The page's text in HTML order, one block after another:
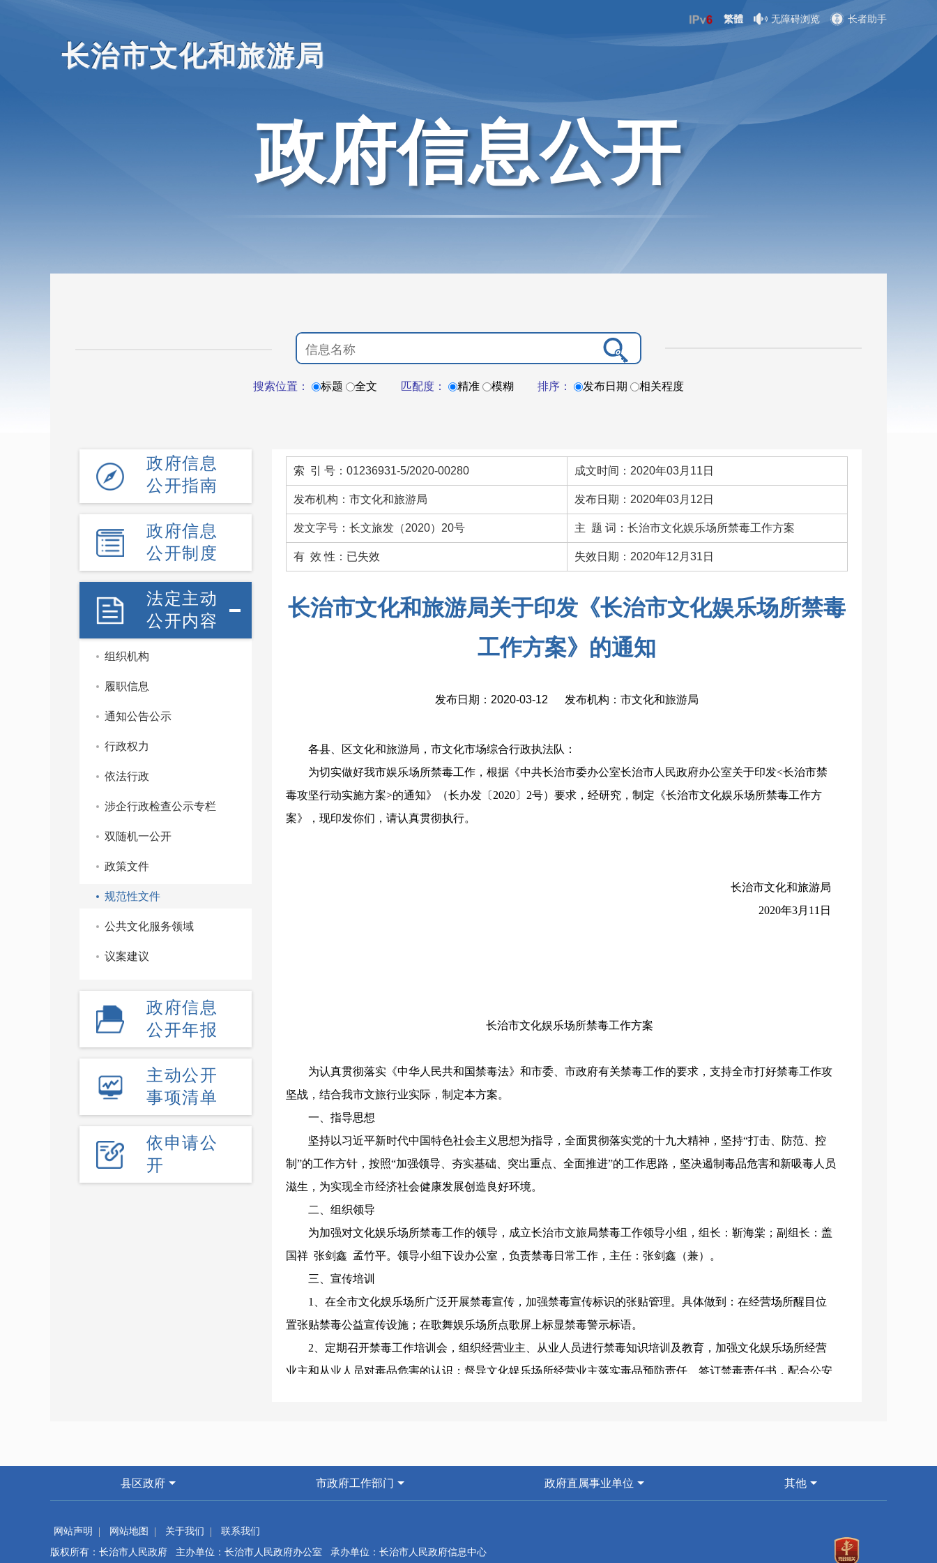
长治市文化和旅游局
繁體 无障碍浏览 长者助手
政府信息公开
搜索位置： 标题 全文 匹配度： 精准 模糊 排序： 发布日期 相关程度
政府信息
公开指南
政府信息
公开制度
法定主动
公开内容
组织机构
履职信息
通知公告公示
行政权力
依法行政
涉企行政检查公示专栏
双随机一公开
政策文件
规范性文件
公共文化服务领域
议案建议
政府信息
公开年报
主动公开
事项清单
依申请公
开
索 引 号：01236931-5/2020-00280 成文时间：2020年03月11日
发布机构：市文化和旅游局 发布日期：2020年03月12日
发文字号：长文旅发（2020）20号 主 题 词：长治市文化娱乐场所禁毒工作方案
有 效 性：已失效 失效日期：2020年12月31日
长治市文化和旅游局关于印发《长治市文化娱乐场所禁毒
工作方案》的通知
发布日期：2020-03-12 发布机构：市文化和旅游局
各县、区文化和旅游局，市文化市场综合行政执法队：
为切实做好我市娱乐场所禁毒工作，根据《中共长治市委办公室长治市人民政府办公室关于印发<长治市禁
毒攻坚行动实施方案>的通知》（长办发〔2020〕2号）要求，经研究，制定《长治市文化娱乐场所禁毒工作方
案》，现印发你们，请认真贯彻执行。
长治市文化和旅游局
2020年3月11日
长治市文化娱乐场所禁毒工作方案
为认真贯彻落实《中华人民共和国禁毒法》和市委、市政府有关禁毒工作的要求，支持全市打好禁毒工作攻
坚战，结合我市文旅行业实际，制定本方案。
一、指导思想
坚持以习近平新时代中国特色社会主义思想为指导，全面贯彻落实党的十九大精神，坚持“打击、防范、控
制”的工作方针，按照“加强领导、夯实基础、突出重点、全面推进”的工作思路，坚决遏制毒品危害和新吸毒人员
滋生，为实现全市经济社会健康发展创造良好环境。
二、组织领导
为加强对文化娱乐场所禁毒工作的领导，成立长治市文旅局禁毒工作领导小组，组长：靳海棠；副组长：盖
国祥 张剑鑫 孟竹平。领导小组下设办公室，负责禁毒日常工作，主任：张剑鑫（兼）。
三、宣传培训
1、在全市文化娱乐场所广泛开展禁毒宣传，加强禁毒宣传标识的张贴管理。具体做到：在经营场所醒目位
置张贴禁毒公益宣传设施；在歌舞娱乐场所点歌屏上标显禁毒警示标语。
2、定期召开禁毒工作培训会，组织经营业主、从业人员进行禁毒知识培训及教育，加强文化娱乐场所经营
业主和从业人员对毒品危害的认识；督导文化娱乐场所经营业主落实毒品预防责任、签订禁毒责任书，配合公安
四、检查整治
乐场所管理条例》进行处理。配合公安机关对全市文化娱乐场所涉毒情况进行常态检查和突击暗访，并及时处
县区政府 市政府工作部门 政府直属事业单位 其他
网站声明 网站地图 关于我们
联系我们
版权所有：长治市人民政府 主办单位：长治市人民政府办公室 承办单位：长治市人民政府信息中心